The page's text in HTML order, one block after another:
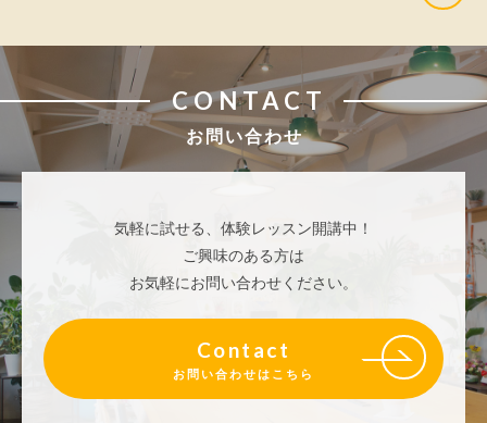
CONTACT
お問い合わせ
気軽に試せる、体験レッスン開講中！
ご興味のある方は
お気軽にお問い合わせください。
Contact
お問い合わせはこちら